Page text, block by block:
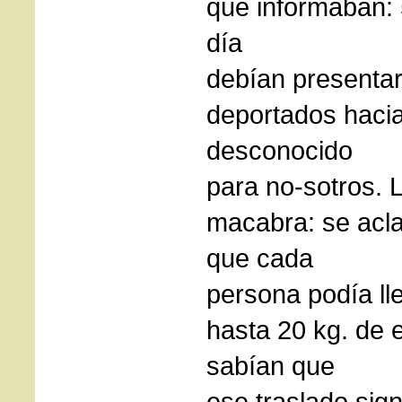
que
día
debían
deportados
desconocido
para no-sotros.
macabra: se
que cada
persona podía
hasta 20 kg. de
sabían que